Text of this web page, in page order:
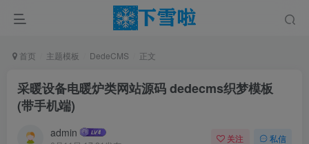
首页 主题模板 DedeCMS 正文
采暖设备电暖炉类网站源码 dedecms织梦模板
(带手机端)
admin 关注 私信